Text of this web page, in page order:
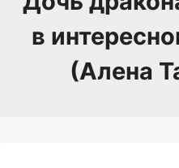
в
(Алена